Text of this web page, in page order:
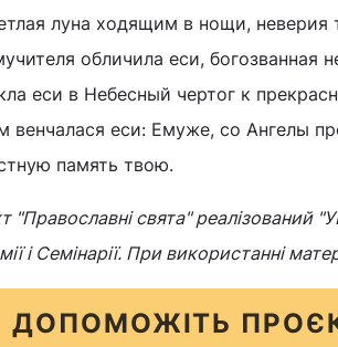
луна ходящим в нощи, неверия
обличила еси, богозванная
еси в Небесный чертог к
венчалася еси: Емуже, со Ангелы
память твою.
"Православні свята" реалізований
і Семінарії. При використанні
ДОПОМОЖІТЬ